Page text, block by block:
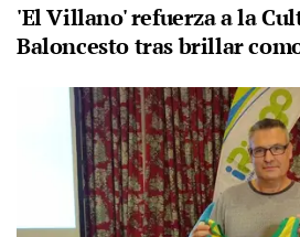
'El Villano' refuerza a la
Baloncesto tras brillar